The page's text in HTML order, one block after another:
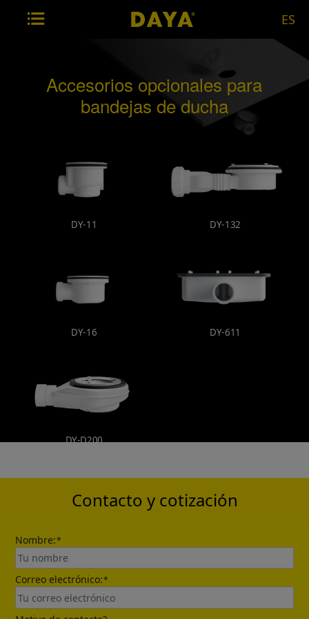
ES
Accesorios opcionales para
bandejas de ducha
DY-11 DY-132
DY-16 DY-611
DY-D200
Contacto y cotización
Nombre:*
Correo electrónico:*